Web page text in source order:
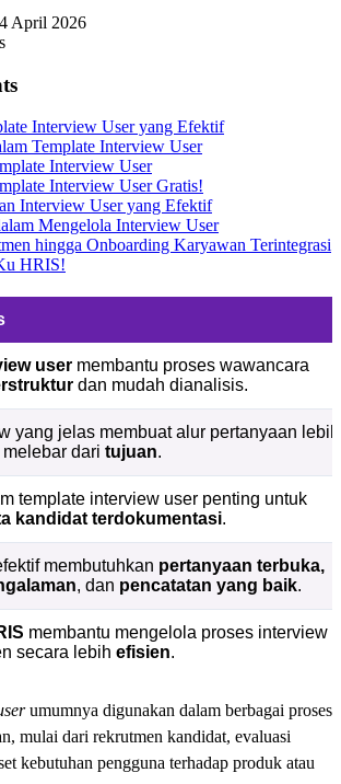
April 2026
Interview User yang Efektif
Template Interview User
Interview User
Interview User Gratis!
Interview User yang Efektif
Mengelola Interview User
hingga Onboarding Karyawan Terintegrasi
HRIS!
user membantu proses wawancara
dan mudah dianalisis.
yang jelas membuat alur pertanyaan lebih
dari tujuan.
template interview user penting untuk
kandidat terdokumentasi.
membutuhkan pertanyaan terbuka,
, dan pencatatan yang baik.
membantu mengelola proses interview
secara lebih efisien.
umumnya digunakan dalam berbagai proses
mulai dari rekrutmen kandidat, evaluasi
kebutuhan pengguna terhadap produk atau